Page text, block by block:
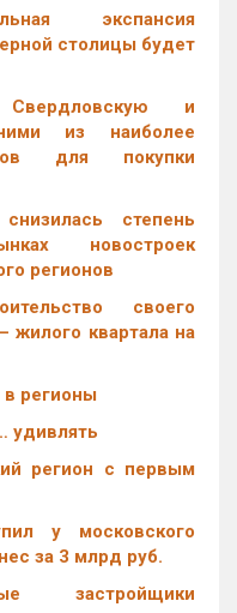
экспансия
столицы будет
и
из наиболее
для покупки
степень
новостроек
регионов
своего
жилого квартала на
в регионы
удивлять
регион с первым
у московского
за 3 млрд руб.
застройщики